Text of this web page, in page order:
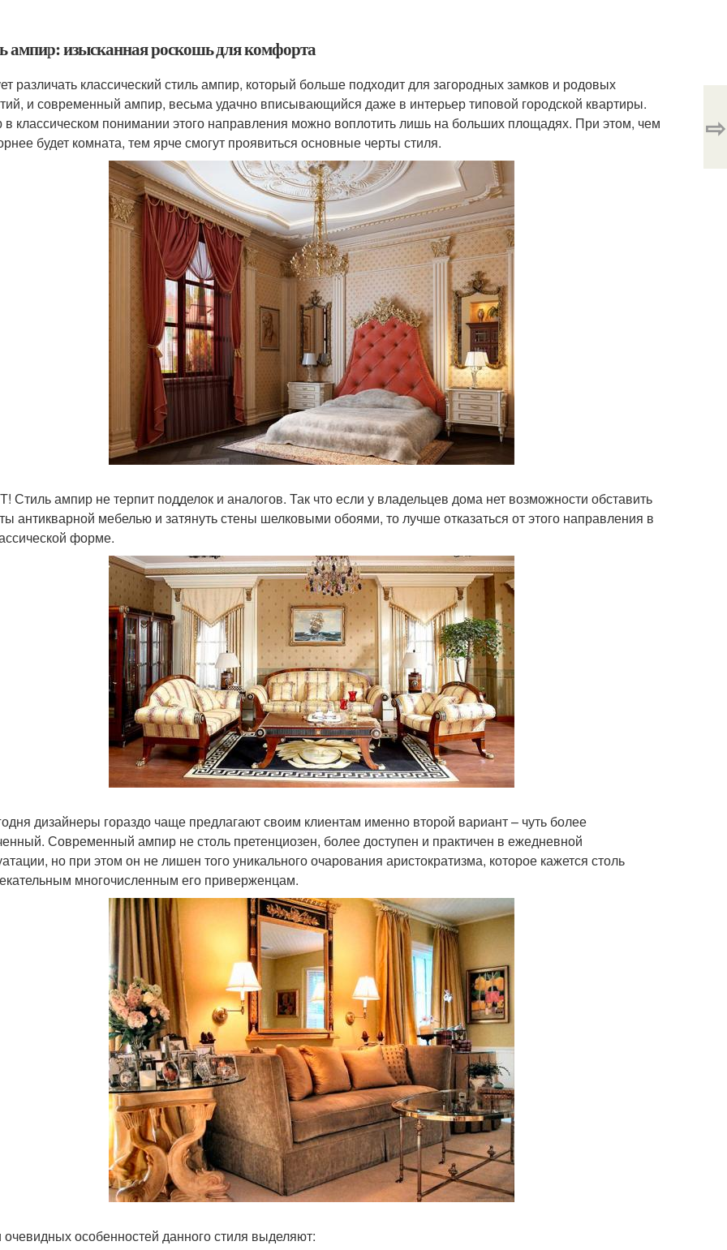
ампир: изысканная роскошь для комфорта
различать классический стиль ампир, который больше подходит для загородных замков и родовых
и современный ампир, весьма удачно вписывающийся даже в интерьер типовой городской квартиры.
классическом понимании этого направления можно воплотить лишь на больших площадях. При этом, чем
будет комната, тем ярче смогут проявиться основные черты стиля.
Стиль ампир не терпит подделок и аналогов. Так что если у владельцев дома нет возможности обставить
антикварной мебелью и затянуть стены шелковыми обоями, то лучше отказаться от этого направления в
форме.
дизайнеры гораздо чаще предлагают своим клиентам именно второй вариант – чуть более
Современный ампир не столь претенциозен, более доступен и практичен в ежедневной
но при этом он не лишен того уникального очарования аристократизма, которое кажется столь
многочисленным его приверженцам.
особенностей данного стиля выделяют:
⇨